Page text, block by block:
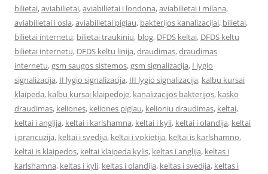
bilietai,aviabilietai,aviabilietai i londona,aviabilietai i milana,
aviabilietai i osla,aviabilietai pigiau, bakterijos kanalizacijai, bilietai,
bilietai internetu, bilietai traukiniu, blog, DFDS keltai, DFDS keltu
bilietai internetu, DFDS keltu linija,draudimas,draudimas
internetu,gsm saugos sistemos,gsm signalizacija, I lygio
signalizacija, II lygio signalizacija, III lygio signalizacija, kalbu kursai
klaipeda, kalbu kursai klaipedoje, kanalizacijos bakterijos, kasko
draudimas, keliones, keliones pigiau, kelioniu draudimas, keltai,
keltai i anglija, keltai i karlshamna, keltai i kyli, keltai i olandija, keltai
i prancuzija, keltai i svedija, keltai i vokietija, keltai is karlshamno,
keltai is klaipedos, keltai klaipeda kylis, keltas i anglija, keltas i
karlshamna, keltas i kyli, keltas i olandija, keltas i svedija, keltas i